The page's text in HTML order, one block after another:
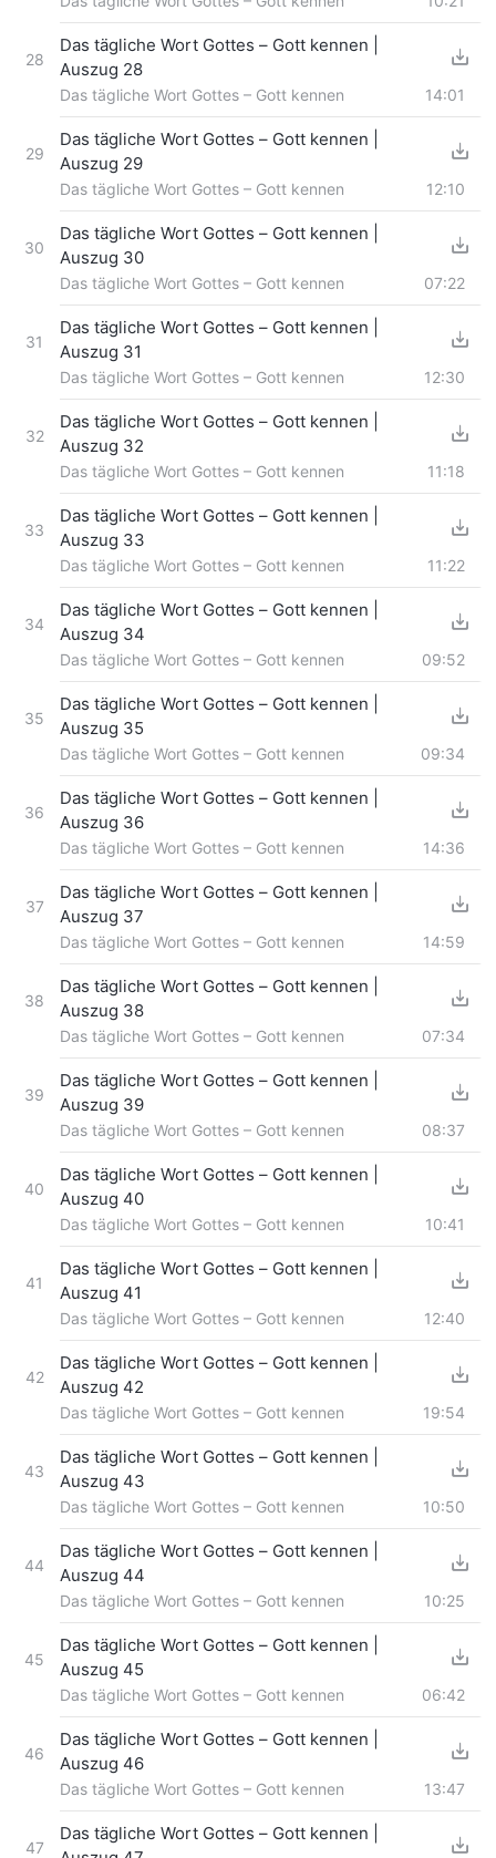
28
Das tägliche Wort Gottes – Gott kennen |
Auszug 28
Das tägliche Wort Gottes – Gott kennen 14:01
29
Das tägliche Wort Gottes – Gott kennen |
Auszug 29
Das tägliche Wort Gottes – Gott kennen 12:10
30
Das tägliche Wort Gottes – Gott kennen |
Auszug 30
Das tägliche Wort Gottes – Gott kennen 07:22
31
Das tägliche Wort Gottes – Gott kennen |
Auszug 31
Das tägliche Wort Gottes – Gott kennen 12:30
32
Das tägliche Wort Gottes – Gott kennen |
Auszug 32
Das tägliche Wort Gottes – Gott kennen 11:18
33
Das tägliche Wort Gottes – Gott kennen |
Auszug 33
Das tägliche Wort Gottes – Gott kennen 11:22
34
Das tägliche Wort Gottes – Gott kennen |
Auszug 34
Das tägliche Wort Gottes – Gott kennen 09:52
35
Das tägliche Wort Gottes – Gott kennen |
Auszug 35
Das tägliche Wort Gottes – Gott kennen 09:34
36
Das tägliche Wort Gottes – Gott kennen |
Auszug 36
Das tägliche Wort Gottes – Gott kennen 14:36
37
Das tägliche Wort Gottes – Gott kennen |
Auszug 37
Das tägliche Wort Gottes – Gott kennen 14:59
38
Das tägliche Wort Gottes – Gott kennen |
Auszug 38
Das tägliche Wort Gottes – Gott kennen 07:34
39
Das tägliche Wort Gottes – Gott kennen |
Auszug 39
Das tägliche Wort Gottes – Gott kennen 08:37
40
Das tägliche Wort Gottes – Gott kennen |
Auszug 40
Das tägliche Wort Gottes – Gott kennen 10:41
41
Das tägliche Wort Gottes – Gott kennen |
Auszug 41
Das tägliche Wort Gottes – Gott kennen 12:40
42
Das tägliche Wort Gottes – Gott kennen |
Auszug 42
Das tägliche Wort Gottes – Gott kennen 19:54
43
Das tägliche Wort Gottes – Gott kennen |
Auszug 43
Das tägliche Wort Gottes – Gott kennen 10:50
44
Das tägliche Wort Gottes – Gott kennen |
Auszug 44
Das tägliche Wort Gottes – Gott kennen 10:25
45
Das tägliche Wort Gottes – Gott kennen |
Auszug 45
Das tägliche Wort Gottes – Gott kennen 06:42
46
Das tägliche Wort Gottes – Gott kennen |
Auszug 46
Das tägliche Wort Gottes – Gott kennen 13:47
47
Das tägliche Wort Gottes – Gott kennen |